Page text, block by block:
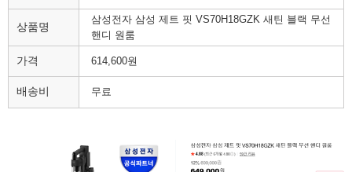
상품명
삼성전자 삼성 제트 핏 VS70H18GZK 새틴 블랙 무선
핸디 원룸
가격 614,600원
배송비 무료